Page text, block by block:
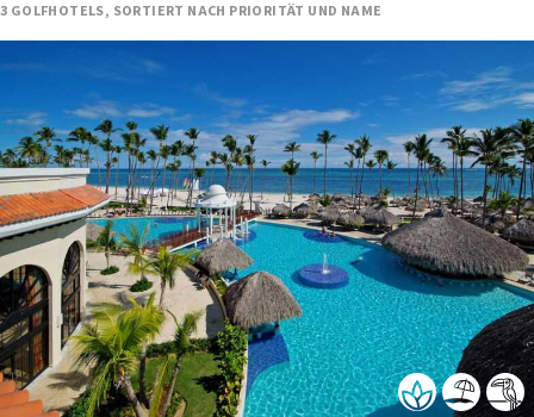
3 GOLFHOTELS, SORTIERT NACH PRIORITÄT UND NAME